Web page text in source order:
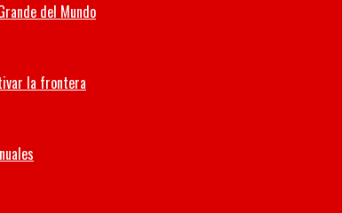
del Mundo
la frontera